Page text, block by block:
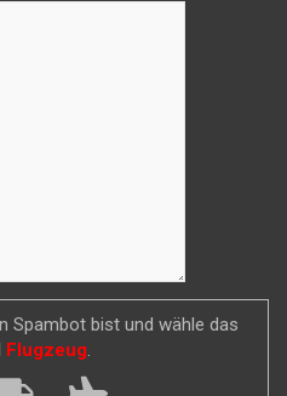
Spambot bist und wähle das
Flugzeug.